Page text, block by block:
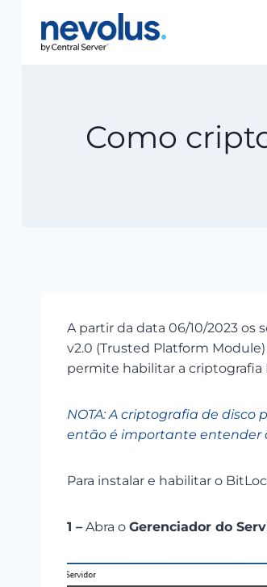
para
Como
A partir da data 06/10/2023 os
v2.0 (Trusted Platform
permite habilitar a criptografia
NOTA: A criptografia de
então é importante entender
Para instalar e habilitar o
1 – Abra o Gerenciador do